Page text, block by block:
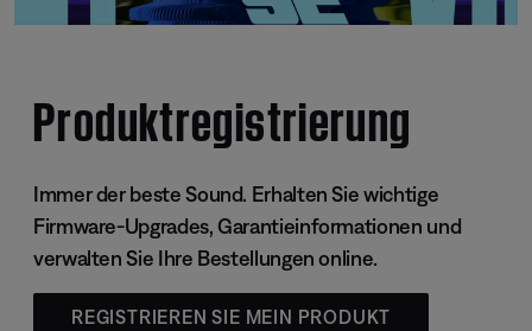
Produktregistrierung
Immer der beste Sound. Erhalten Sie wichtige
Firmware-Upgrades, Garantieinformationen und
verwalten Sie Ihre Bestellungen online.
REGISTRIEREN SIE MEIN PRODUKT